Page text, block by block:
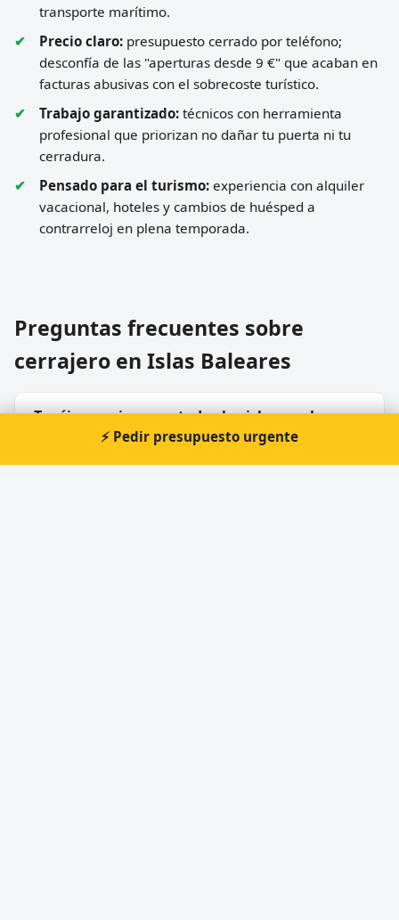
transporte marítimo.
Precio claro: presupuesto cerrado por teléfono;
desconfía de las "aperturas desde 9 €" que acaban en
facturas abusivas con el sobrecoste turístico.
Trabajo garantizado: técnicos con herramienta
profesional que priorizan no dañar tu puerta ni tu
cerradura.
Pensado para el turismo: experiencia con alquiler
vacacional, hoteles y cambios de huésped a
contrarreloj en plena temporada.
Preguntas frecuentes sobre
cerrajero en Islas Baleares
¿Tenéis cerrajeros en todas las islas o solo en
⚡ Pedir presupuesto urgente